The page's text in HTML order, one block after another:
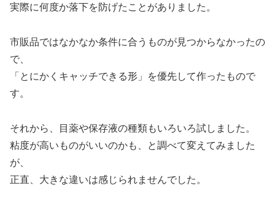
実際に何度か落下を防げたことがありました。
市販品ではなかなか条件に合うものが見つからなかったの
で、
「とにかくキャッチできる形」を優先して作ったもので
す。
それから、目薬や保存液の種類もいろいろ試しました。
粘度が高いものがいいのかも、と調べて変えてみました
が、
正直、大きな違いは感じられませんでした。